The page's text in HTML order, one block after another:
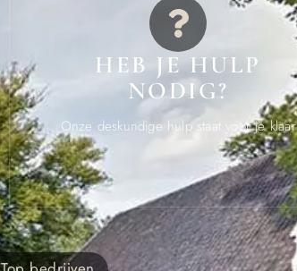
HEB JE HULP
NODIG?
Onze deskundige hulp staat voor je klaar